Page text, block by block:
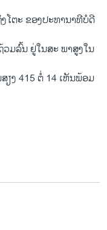
ໂຕະ ຂອງປະທານາທີບໍດີ
ມລົ້ນ ຢູ່ໃນສະ ພາສູງໃນ
ຽງ 415 ຕໍ່ 14 ເຫັນພ້ອມ